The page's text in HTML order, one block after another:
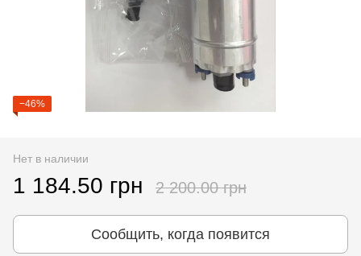
−46%
Нет в наличии
1 184.50 грн 2 200.00 грн
Сообщить, когда появится